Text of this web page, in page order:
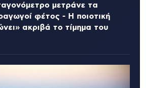
μετράνε τα
φέτος - Η ποιοτική
ακριβά το τίμημα του